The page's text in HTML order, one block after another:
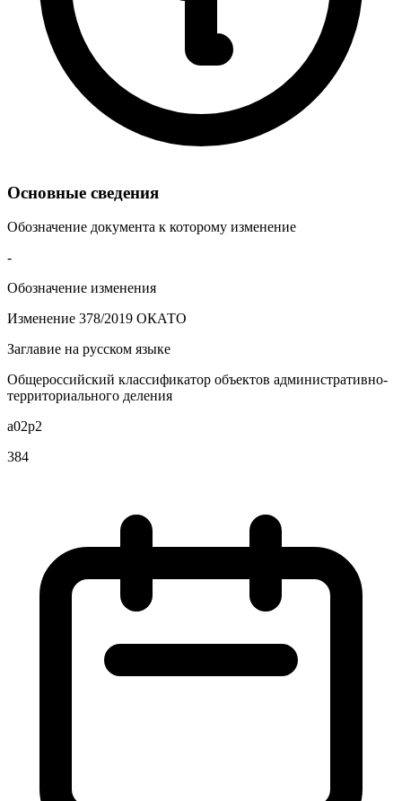
Основные сведения
Обозначение документа к которому изменение
-
Обозначение изменения
Изменение 378/2019 ОКАТО
Заглавие на русском языке
Общероссийский классификатор объектов административно-
территориального деления
a02p2
384